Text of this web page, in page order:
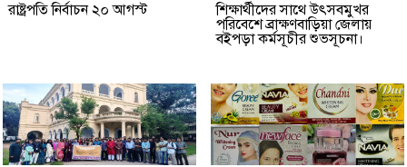
রাষ্ট্রপতি নির্বাচন ২০ আগস্ট
শিক্ষার্থীদের সাথে উৎসবমুখর
পরিবেশে ব্রাক্ষণবাড়িয়া জেলায়
বইপড়া কর্মসূচীর শুভসূচনা।